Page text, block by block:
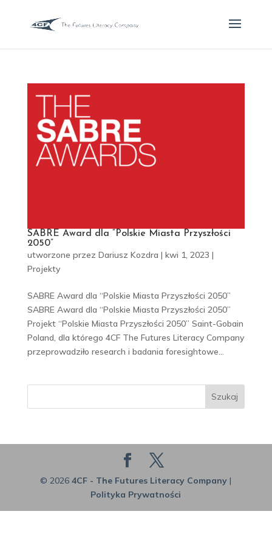
SABRE Award dla “Polskie Miasta Przyszłości
2050”
utworzone przez Dariusz Kozdra | kwi 1, 2023 |
Projekty
SABRE Award dla “Polskie Miasta Przyszłości 2050”
SABRE Award dla “Polskie Miasta Przyszłości 2050”
Projekt “Polskie Miasta Przyszłości 2050” Saint-Gobain
Poland, dla którego 4CF The Futures Literacy Company
przeprowadziło research i badania foresightowe...
Szukaj
© 2026 4CF - The Futures Literacy Company|
Polityka Prywatności